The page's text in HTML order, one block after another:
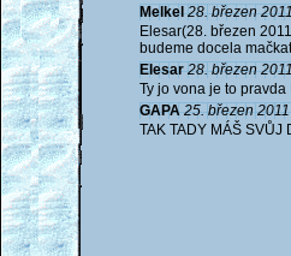
Melkel 28. březen
Elesar(28. březen
budeme docela
Elesar 28. březen
Ty jo vona je to pravda
GAPA 25. březen
TAK TADY MÁŠ SVŮJ